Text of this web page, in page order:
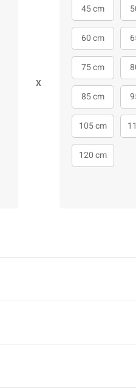
X
45 cm
60 cm
75 cm
85 cm
105 cm
120 cm